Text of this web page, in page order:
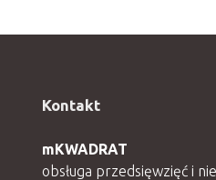
Kontakt
mKWADRAT
obsługa przedsięwzięć i